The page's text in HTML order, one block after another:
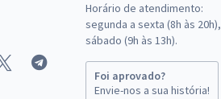
Horário de atendimento:
segunda a sexta (8h às 20h),
sábado (9h às 13h).
Foi aprovado?
Envie-nos a sua história!